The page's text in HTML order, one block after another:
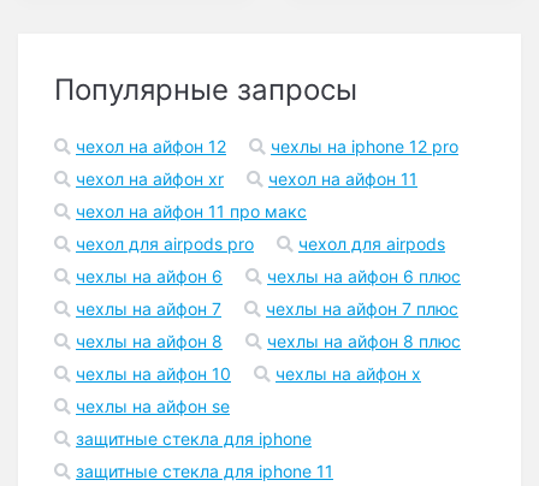
Популярные запросы
чехол на айфон 12
чехлы на iphone 12 pro
чехол на айфон xr
чехол на айфон 11
чехол на айфон 11 про макс
чехол для airpods pro
чехол для airpods
чехлы на айфон 6
чехлы на айфон 6 плюс
чехлы на айфон 7
чехлы на айфон 7 плюс
чехлы на айфон 8
чехлы на айфон 8 плюс
чехлы на айфон 10
чехлы на айфон x
чехлы на айфон se
защитные стекла для iphone
защитные стекла для iphone 11